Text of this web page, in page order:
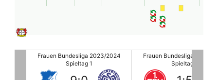
Frauen Bundesliga 2023/2024
Spieltag 1
Frauen Bundesliga 2023/
Spieltag 1